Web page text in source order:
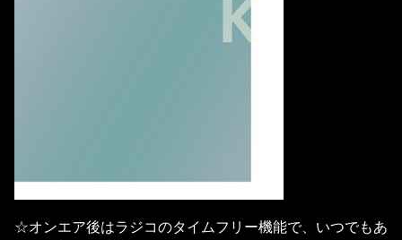
☆オンエア後はラジコのタイムフリー機能で、いつでもあ